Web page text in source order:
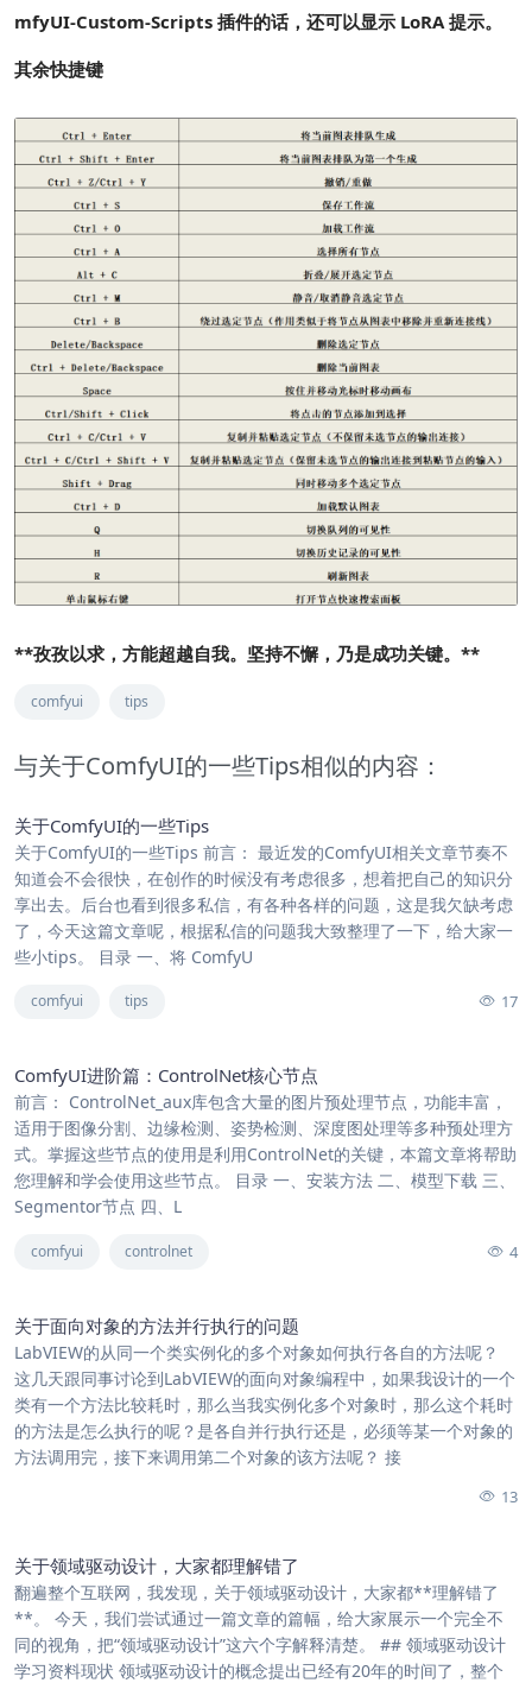
mfyUI-Custom-Scripts 插件的话，还可以显示 LoRA 提示。
其余快捷键
**孜孜以求，方能超越自我。坚持不懈，乃是成功关键。**
comfyui tips
与关于ComfyUI的一些Tips相似的内容：
关于ComfyUI的一些Tips
关于ComfyUI的一些Tips 前言： 最近发的ComfyUI相关文章节奏不
知道会不会很快，在创作的时候没有考虑很多，想着把自己的知识分
享出去。后台也看到很多私信，有各种各样的问题，这是我欠缺考虑
了，今天这篇文章呢，根据私信的问题我大致整理了一下，给大家一
些小tips。 目录 一、将 ComfyU
comfyui tips 17
ComfyUI进阶篇：ControlNet核心节点
前言： ControlNet_aux库包含大量的图片预处理节点，功能丰富，
适用于图像分割、边缘检测、姿势检测、深度图处理等多种预处理方
式。掌握这些节点的使用是利用ControlNet的关键，本篇文章将帮助
您理解和学会使用这些节点。 目录 一、安装方法 二、模型下载 三、
Segmentor节点 四、L
comfyui controlnet 4
关于面向对象的方法并行执行的问题
LabVIEW的从同一个类实例化的多个对象如何执行各自的方法呢？
这几天跟同事讨论到LabVIEW的面向对象编程中，如果我设计的一个
类有一个方法比较耗时，那么当我实例化多个对象时，那么这个耗时
的方法是怎么执行的呢？是各自并行执行还是，必须等某一个对象的
方法调用完，接下来调用第二个对象的该方法呢？ 接
13
关于领域驱动设计，大家都理解错了
翻遍整个互联网，我发现，关于领域驱动设计，大家都**理解错了
**。 今天，我们尝试通过一篇文章的篇幅，给大家展示一个完全不
同的视角，把“领域驱动设计”这六个字解释清楚。 ## 领域驱动设计
学习资料现状 领域驱动设计的概念提出已经有20年的时间了，整个